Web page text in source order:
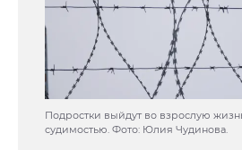
Подростки выйдут во взрослую
судимостью. Фото: Юлия Чудинова.